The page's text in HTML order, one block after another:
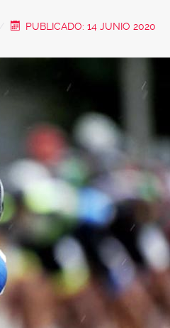
PUBLICADO: 14 JUNIO 2020